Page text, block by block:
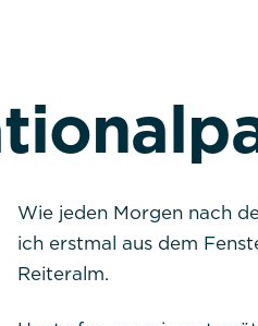
Wie jeden Morgen nach
ich erstmal aus dem
Reiteralm.